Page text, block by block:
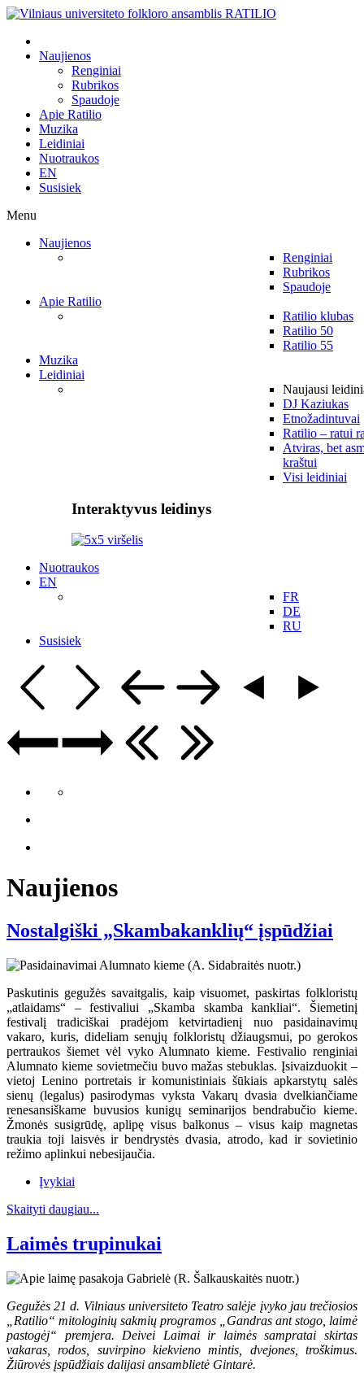
Naujienos
Renginiai
Rubrikos
Spaudoje
Apie Ratilio
Muzika
Leidiniai
Nuotraukos
EN
Susisiek
Menu
Naujienos
Renginiai
Rubrikos
Spaudoje
Apie Ratilio
Ratilio klubas
Ratilio 50
Ratilio 55
Muzika
Leidiniai
Naujausi
DJ Kaziukas
Etnožadintuvai
Ratilio – ratui
Atviras, bet
kraštui
Visi leidiniai
Interaktyvus leidinys
Nuotraukos
EN
FR
DE
RU
Susisiek
Naujienos
Nostalgiški „Skambakanklių“ įspūdžiai
Paskutinis gegužės savaitgalis, kaip visuomet, paskirtas folkloristų
„atlaidams“ – festivaliui „Skamba skamba kankliai“. Šiemetinį
festivalį tradiciškai pradėjom ketvirtadienį nuo pasidainavimų
vakaro, kuris, dideliam senųjų folkloristų džiaugsmui, po gerokos
pertraukos šiemet vėl vyko Alumnato kieme. Festivalio renginiai
Alumnato kieme sovietmečiu buvo mažas stebuklas. Įsivaizduokit –
vietoj Lenino portretais ir komunistiniais šūkiais apkarstytų salės
sienų (legalus) pasirodymas vyksta Vakarų dvasia dvelkiančiame
renesansiškame buvusios kunigų seminarijos bendrabučio kieme.
Žmonės susigrūdę, aplipę visus balkonus – visus kaip magnetas
traukia toji laisvės ir bendrystės dvasia, atrodo, kad ir sovietinio
režimo aplinkui nebesijaučia.
Įvykiai
Skaityti daugiau...
Laimės trupinukai
Gegužės 21 d. Vilniaus universiteto Teatro salėje įvyko jau trečiosios
„Ratilio“ mitologinių sakmių programos „Gandras ant stogo, laimė
pastogėj“ premjera. Deivei Laimai ir laimės sampratai skirtas
vakaras, rodos, suvirpino kiekvieno mintis, dvejones, troškimus.
Žiūrovės įspūdžiais dalijasi ansamblietė Gintarė.